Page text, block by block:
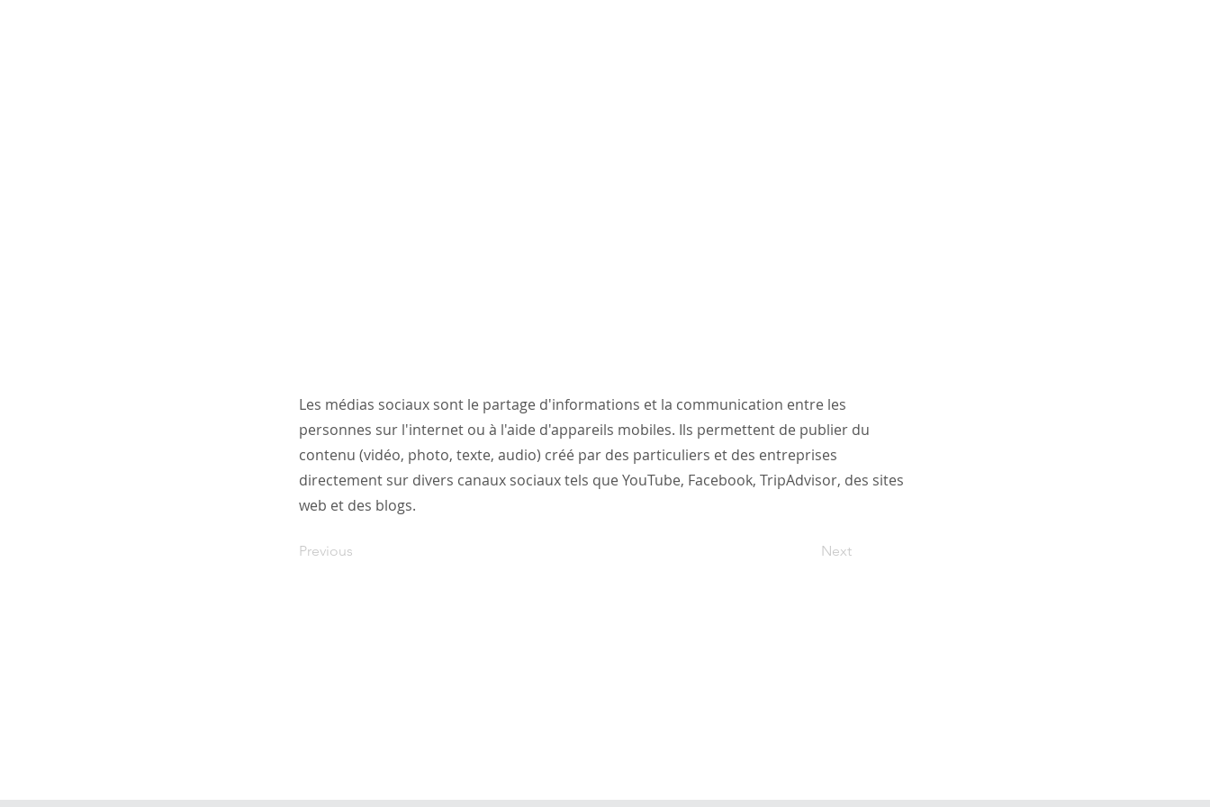
Les médias sociaux sont le partage d'informations et la communication entre les
personnes sur l'internet ou à l'aide d'appareils mobiles. Ils permettent de publier du
contenu (vidéo, photo, texte, audio) créé par des particuliers et des entreprises
directement sur divers canaux sociaux tels que YouTube, Facebook, TripAdvisor, des sites
web et des blogs.
Previous Next